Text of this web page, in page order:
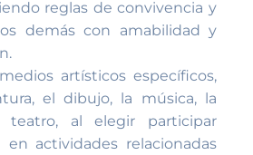
reglas de convivencia y
demás con amabilidad y
artísticos específicos,
el dibujo, la música, la
al elegir participar
en actividades relacionadas